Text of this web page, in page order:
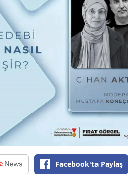
Facebook'ta Paylaş